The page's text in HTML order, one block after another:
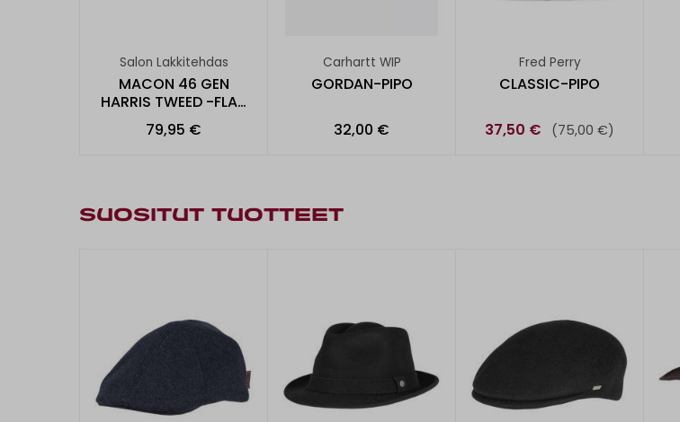
Salon Lakkitehdas
MACON 46 GEN
HARRIS TWEED -FLAT
CAP
79,95 €
Carhartt WIP
GORDAN-PIPO
32,00 €
Fred Perry
CLASSIC-PIPO
37,50 € (75,00 €)
SUOSITUT TUOTTEET